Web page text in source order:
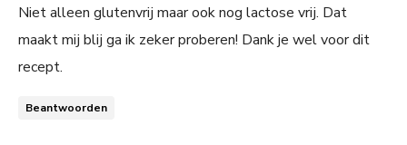
Niet alleen glutenvrij maar ook nog lactose vrij. Dat
maakt mij blij ga ik zeker proberen! Dank je wel voor dit
recept.
Beantwoorden